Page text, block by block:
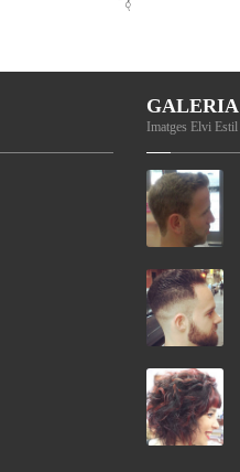
GALERIA
Imatges Elvi Estil